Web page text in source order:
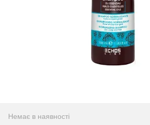
Немає в наявності